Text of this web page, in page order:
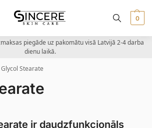
0
piegāde uz pakomātu visā Latvijā 2-4 darba
dienu laikā.
Glycol Stearate
ir daudzfunkcionāls